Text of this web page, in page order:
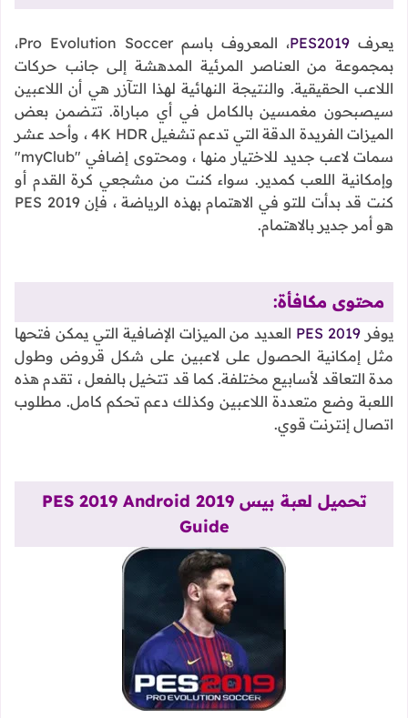
يعرف PES2019
، المعروف باسم Pro Evolution Soccer،
بمجموعة من العناصر المرئية المدهشة إلى جانب حركات
اللاعب الحقيقية. والنتيجة النهائية لهذا التآزر هي أن اللاعبين
سيصبحون مغمسين بالكامل في أي مباراة. تتضمن بعض
الميزات الفريدة الدقة التي تدعم تشغيل 4K HDR ، وأحد عشر
سمات لاعب جديد للاختيار منها ، ومحتوى إضافي "myClub"
وإمكانية اللعب كمدير. سواء كنت من مشجعي كرة القدم أو
كنت قد بدأت للتو في الاهتمام بهذه الرياضة ، فإن PES 2019
هو أمر جدير بالاهتمام.
محتوى مكافأة:
يوفر PES 2019 العديد من الميزات الإضافية التي يمكن فتحها
مثل إمكانية الحصول على لاعبين على شكل قروض وطول
مدة التعاقد لأسابيع مختلفة. كما قد تتخيل بالفعل ، تقدم هذه
اللعبة وضع متعددة اللاعبين وكذلك دعم تحكم كامل. مطلوب
اتصال إنترنت قوي.
تحميل لعبة بيس 2019 PES 2019 Android
Guide